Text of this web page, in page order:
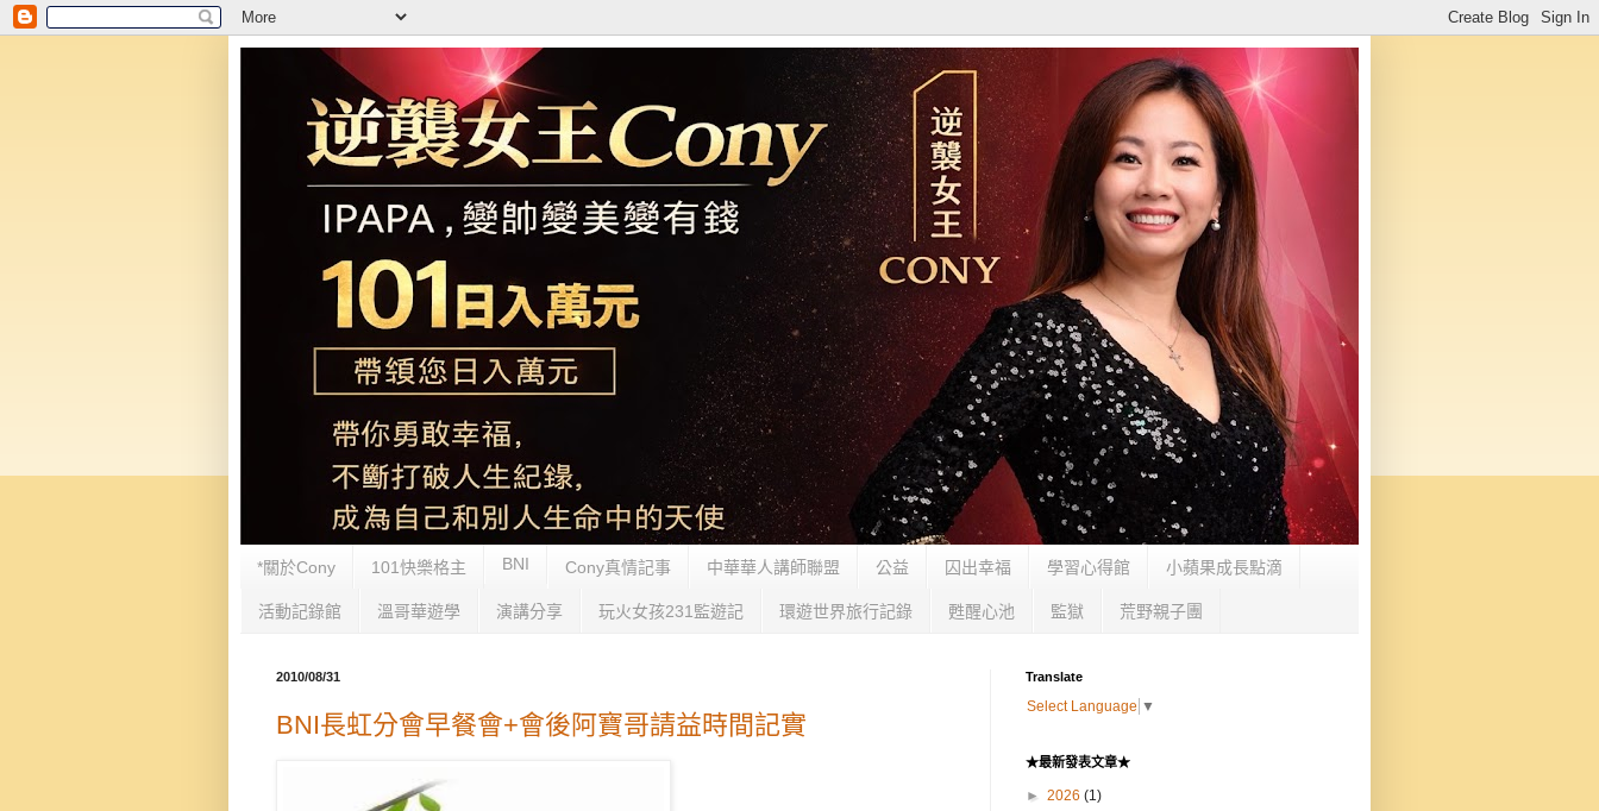
*關於Cony 101快樂格主 BNI Cony真情記事 中華華人講師聯盟 公益 囚出幸福 學習心得館 小蘋果成長點滴
活動記錄館 溫哥華遊學 演講分享 玩火女孩231監遊記 環遊世界旅行記錄 甦醒心池 監獄 荒野親子團
2010/08/31
BNI長虹分會早餐會+會後阿寶哥請益時間記實
Translate
Select Language ▼
★最新發表文章★
► 2026 (1)